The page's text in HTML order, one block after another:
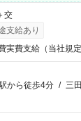
交
支給あり
実費支給（当社規定
から徒歩4分 / 三